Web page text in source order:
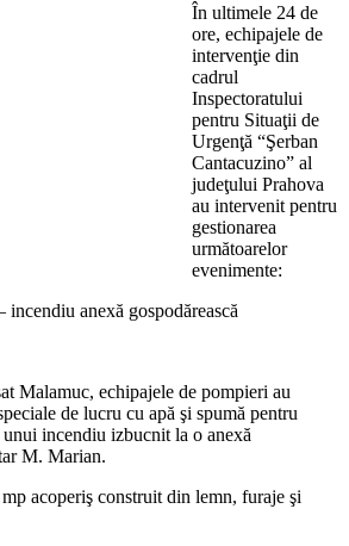
În ultimele 24 de
ore, echipajele de
intervenţie din
cadrul
Inspectoratului
pentru Situaţii de
Urgenţă “Şerban
Cantacuzino” al
judeţului Prahova
au intervenit pentru
gestionarea
următoarelor
evenimente:
anexă gospodărească
Malamuc, echipajele de pompieri au
de lucru cu apă şi spumă pentru
incendiu izbucnit la o anexă
M. Marian.
acoperiş construit din lemn, furaje şi